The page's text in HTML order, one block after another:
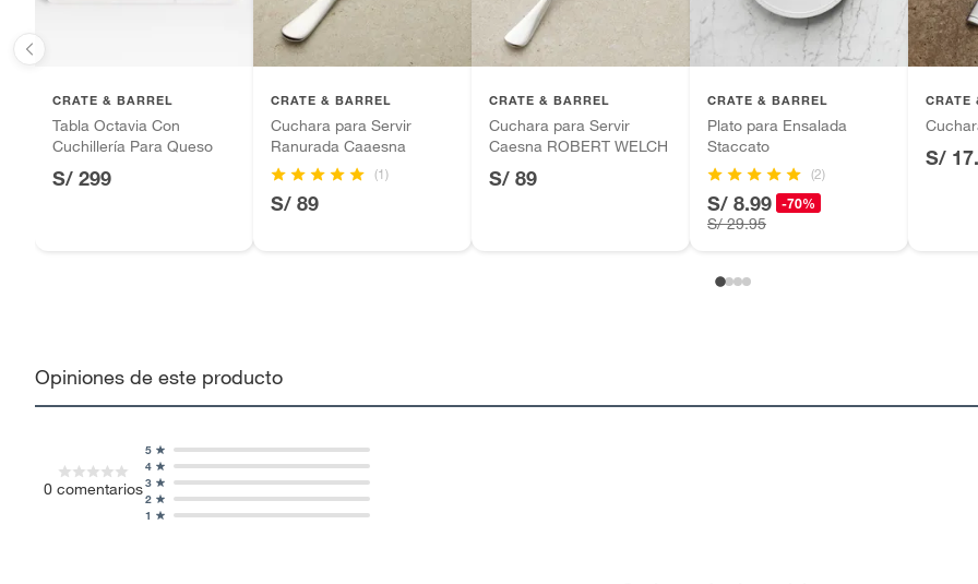
CRATE & BARREL
Tabla Octavia Con
Cuchillería Para Queso
S/ 299
CRATE & BARREL
Cuchara para Servir
Ranurada Caaesna
(1)
S/ 89
CRATE & BARREL
Cuchara para Servir
Caesna ROBERT WELCH
S/ 89
CRATE & BARREL
Plato para Ensalada
Staccato
(2)
S/ 8.99 -70%
S/ 29.95
CRATE
S/
Opiniones de este producto
0 comentarios
1
2
3
4
5